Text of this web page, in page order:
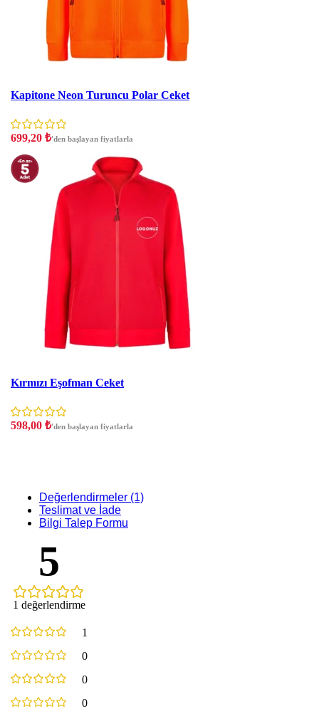
Kapitone Neon Turuncu Polar Ceket
699,20 ₺'den başlayan fiyatlarla
Kırmızı Eşofman Ceket
598,00 ₺'den başlayan fiyatlarla
Değerlendirmeler (1)
Teslimat ve İade
Bilgi Talep Formu
5
1 değerlendirme
1
0
0
0